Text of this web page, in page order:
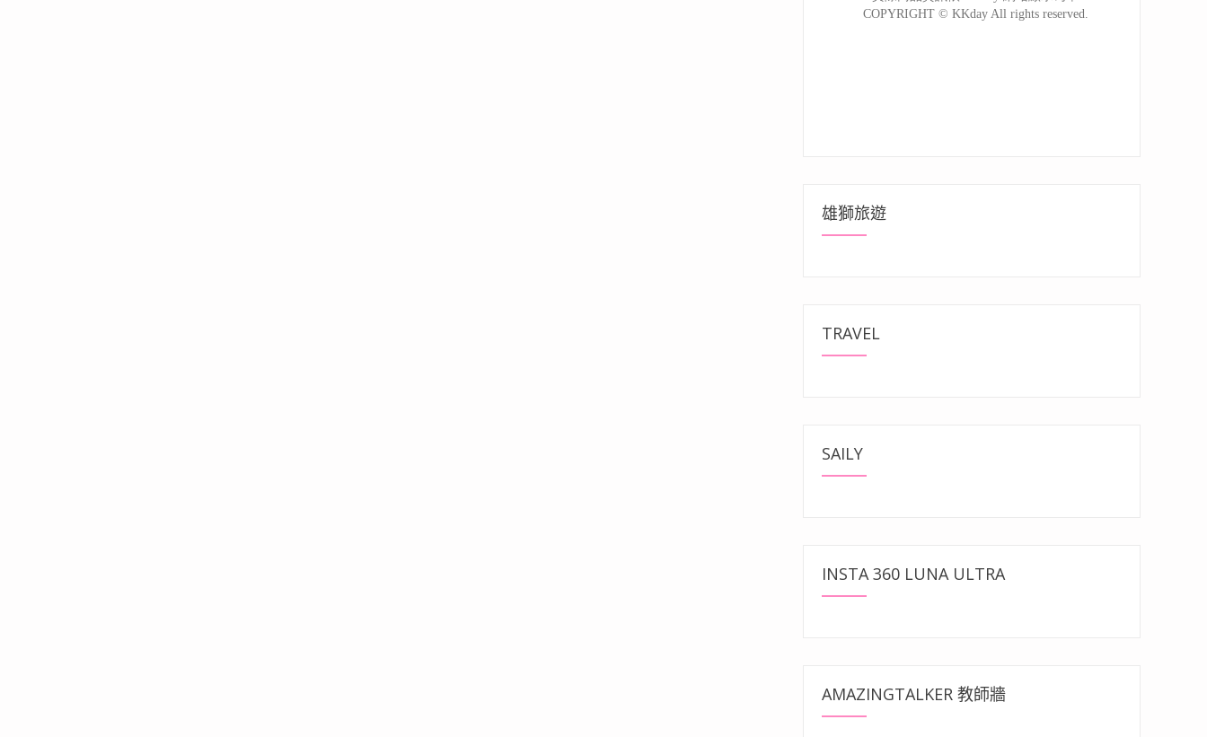
雄獅旅遊
TRAVEL
SAILY
INSTA 360 LUNA ULTRA
AMAZINGTALKER 教師牆